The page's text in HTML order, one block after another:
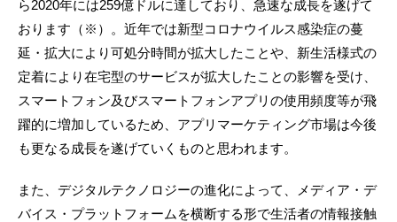
ら2020年には259億ドルに達しており、急速な成長を遂げて
おります（※）。近年では新型コロナウイルス感染症の蔓
延・拡大により可処分時間が拡大したことや、新生活様式の
定着により在宅型のサービスが拡大したことの影響を受け、
スマートフォン及びスマートフォンアプリの使用頻度等が飛
躍的に増加しているため、アプリマーケティング市場は今後
も更なる成長を遂げていくものと思われます。
また、デジタルテクノロジーの進化によって、メディア・デ
バイス・プラットフォームを横断する形で生活者の情報接触